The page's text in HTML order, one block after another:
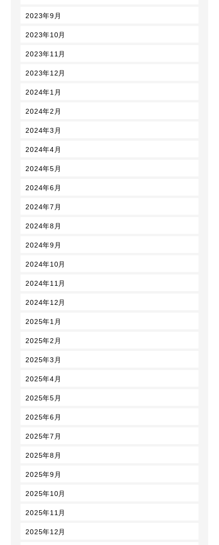
2023年9月
2023年10月
2023年11月
2023年12月
2024年1月
2024年2月
2024年3月
2024年4月
2024年5月
2024年6月
2024年7月
2024年8月
2024年9月
2024年10月
2024年11月
2024年12月
2025年1月
2025年2月
2025年3月
2025年4月
2025年5月
2025年6月
2025年7月
2025年8月
2025年9月
2025年10月
2025年11月
2025年12月